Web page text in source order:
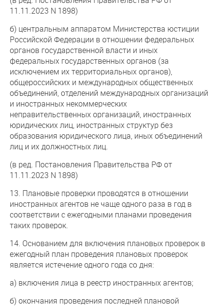
11.11.2023 N 1898)
б) центральным аппаратом Министерства юстиции
Российской Федерации в отношении федеральных
органов государственной власти и иных
федеральных государственных органов (за
исключением их территориальных органов),
общероссийских и международных общественных
объединений, отделений международных организаций
и иностранных некоммерческих
неправительственных организаций, иностранных
юридических лиц, иностранных структур без
образования юридического лица, иных объединений
лиц и их должностных лиц.
(в ред. Постановления Правительства РФ от
11.11.2023 N 1898)
13. Плановые проверки проводятся в отношении
иностранных агентов не чаще одного раза в год в
соответствии с ежегодными планами проведения
таких проверок.
14. Основанием для включения плановых проверок в
ежегодный план проведения плановых проверок
является истечение одного года со дня:
а) включения лица в реестр иностранных агентов;
б) окончания проведения последней плановой